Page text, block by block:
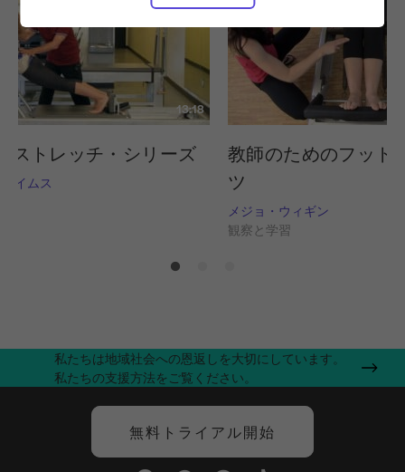
13:18
ストレッチ・シリーズ
イムス
教師のためのフット
ツ
メジョ・ウィギン
観察と学習
私たちは地域社会への恩返しを大切にしています。
私たちの支援方法をご覧ください。
無料トライアル開始